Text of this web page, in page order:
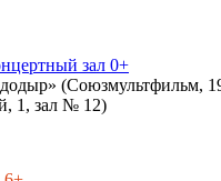
зал 0+
(Союзмультфильм,
1, зал № 12)